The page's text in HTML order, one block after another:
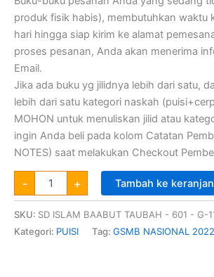
produk fisik habis), membutuhkan waktu
hari hingga siap kirim ke alamat
proses pesanan, Anda akan menerima
Email.
Jika ada buku yg jilidnya lebih dari satu,
lebih dari satu kategori naskah
MOHON untuk menuliskan jilid atau
ingin Anda beli pada kolom Catatan
NOTES) saat melakukan Checkout
- + Tambah ke
SKU: SD ISLAM BAABUT TAUBAH - 601 - G-
Kategori: PUISI Tag: GSMB NASIONAL 2022